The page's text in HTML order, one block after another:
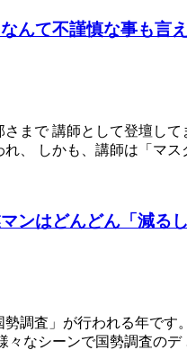
んて不謹慎な事も言
まで 講師として登壇し
れ、 しかも、講師は「マ
ンはどんどん「減る
勢調査」が行われる年で
々なシーンで国勢調査の